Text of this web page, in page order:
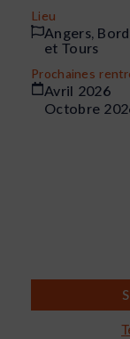
Lieu
Angers,
et Tours
Prochaines
Avril 2026
Octobre